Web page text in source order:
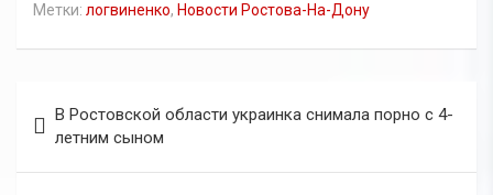
Метки: логвиненко, Новости Ростова-На-Дону
по
записям
В Ростовской области украинка снимала порно с 4-
летним сыном